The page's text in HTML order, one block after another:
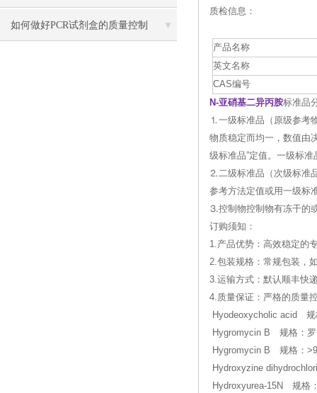
对照
如何做好PCR试剂盒的质量控制
质检信息：
产品名称
英文名称
CAS编号
N-亚硝基二异丙胺标准品
⒈一级标准品（原级参考
物质稳定而均一，数值由
级标准品”定值。一级标
⒉二级标准品（次级标准
参考方法定值或用一级标
⒊控制物控制物有冻干的
订购须知：
1.产品优势：高效稳定的
2.包装规格：常规包装，
3.运输方式：默认顺丰快
4.质量保证：严格的质量
Hyodeoxycholic acid 规
Hygromycin B 规格：
Hygromycin B 规格：
Hydroxyzine
Hydroxyurea-15N 规格